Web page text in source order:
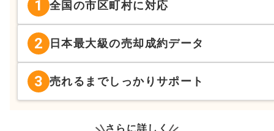
1 全国の市区町村に対応
2 日本最大級の売却成約データ
3 売れるまでしっかりサポート
さらに詳しく